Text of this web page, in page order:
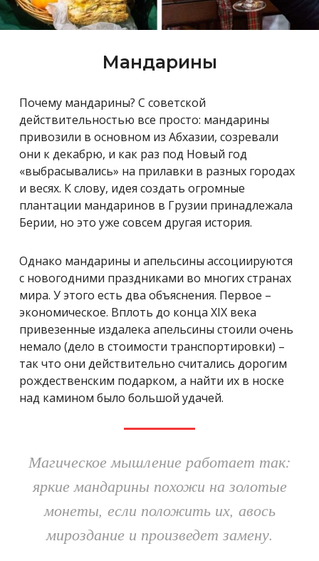
Мандарины
Почему мандарины? С советской
действительностью все просто: мандарины
привозили в основном из Абхазии, созревали
они к декабрю, и как раз под Новый год
«выбрасывались» на прилавки в разных городах
и весях. К слову, идея создать огромные
плантации мандаринов в Грузии принадлежала
Берии, но это уже совсем другая история.
Однако мандарины и апельсины ассоциируются
с новогодними праздниками во многих странах
мира. У этого есть два объяснения. Первое –
экономическое. Вплоть до конца XIX века
привезенные издалека апельсины стоили очень
немало (дело в стоимости транспортировки) –
так что они действительно считались дорогим
рождественским подарком, а найти их в носке
над камином было большой удачей.
Магическое мышление работает так:
яркие мандарины похожи на золотые
монеты, если положить их, авось
мироздание и произведет замену.